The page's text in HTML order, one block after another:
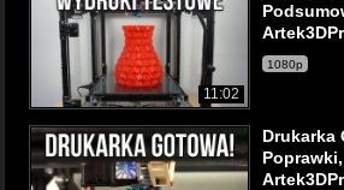
11:02
1080p
Drukarka